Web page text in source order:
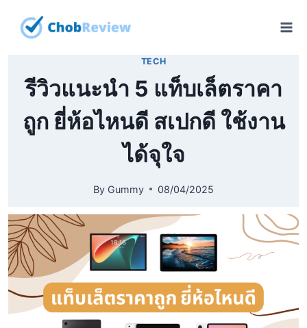
TECH
รีวิวแนะนำ 5 แท็บเล็ตราคา
ถูก ยี่ห้อไหนดี สเปกดี ใช้งาน
ได้จุใจ
By Gummy 08/04/2025